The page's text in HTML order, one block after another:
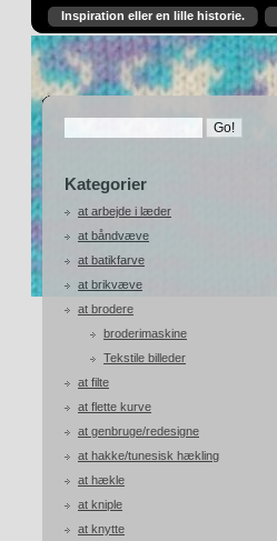
Inspiration eller en lille historie.
Kategorier
at arbejde i læder
at båndvæve
at batikfarve
at brikvæve
at brodere
broderimaskine
Tekstile billeder
at filte
at flette kurve
at genbruge/redesigne
at hakke/tunesisk hækling
at hækle
at kniple
at knytte